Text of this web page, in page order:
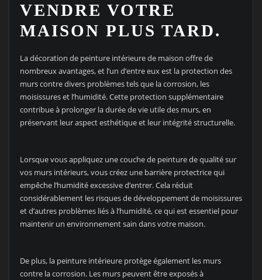
VENDRE VOTRE
MAISON PLUS TARD.
La décoration de peinture intérieure de maison offre de
nombreux avantages, et l’un d’entre eux est la protection des
murs contre divers problèmes tels que la corrosion, les
moisissures et l’humidité. Cette protection supplémentaire
contribue à prolonger la durée de vie utile des murs, en
préservant leur aspect esthétique et leur intégrité structurelle.
Lorsque vous appliquez une couche de peinture de qualité sur
vos murs intérieurs, vous créez une barrière protectrice qui
empêche l’humidité excessive d’entrer. Cela réduit
considérablement les risques de développement de moisissures
et d’autres problèmes liés à l’humidité, ce qui est essentiel pour
maintenir un environnement sain dans votre maison.
De plus, la peinture intérieure protège également les murs
contre la corrosion. Les murs peuvent être exposés à